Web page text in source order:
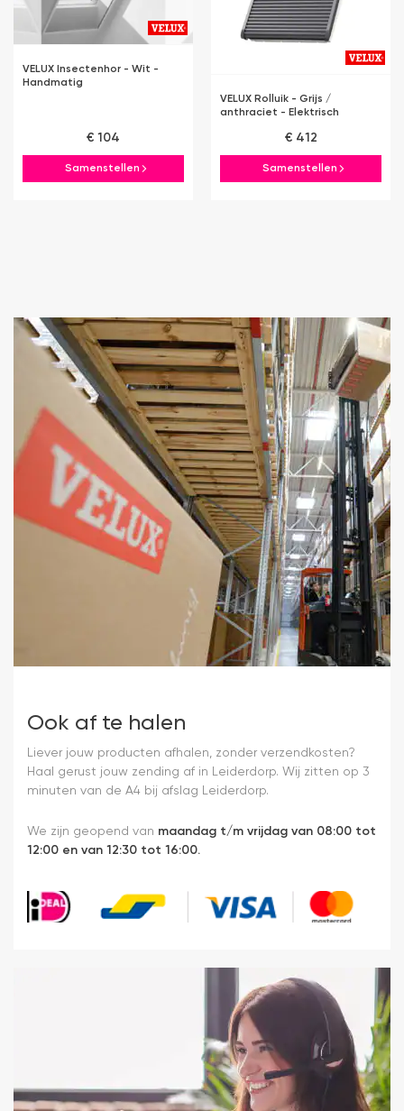
VELUX Insectenhor - Wit -
Handmatig
€ 104
Samenstellen
VELUX Rolluik - Grijs /
anthraciet - Elektrisch
€ 412
Samenstellen
Ook af te halen
Liever jouw producten afhalen, zonder verzendkosten?
Haal gerust jouw zending af in Leiderdorp. Wij zitten op 3
minuten van de A4 bij afslag Leiderdorp.
We zijn geopend van maandag t/m vrijdag van 08:00 tot
12:00 en van 12:30 tot 16:00.